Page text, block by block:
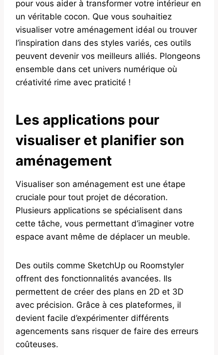
pour vous aider à transformer votre intérieur en
un véritable cocon. Que vous souhaitiez
visualiser votre aménagement idéal ou trouver
l’inspiration dans des styles variés, ces outils
peuvent devenir vos meilleurs alliés. Plongeons
ensemble dans cet univers numérique où
créativité rime avec praticité !
Les applications pour
visualiser et planifier son
aménagement
Visualiser son aménagement est une étape
cruciale pour tout projet de décoration.
Plusieurs applications se spécialisent dans
cette tâche, vous permettant d’imaginer votre
espace avant même de déplacer un meuble.
Des outils comme SketchUp ou Roomstyler
offrent des fonctionnalités avancées. Ils
permettent de créer des plans en 2D et 3D
avec précision. Grâce à ces plateformes, il
devient facile d’expérimenter différents
agencements sans risquer de faire des erreurs
coûteuses.